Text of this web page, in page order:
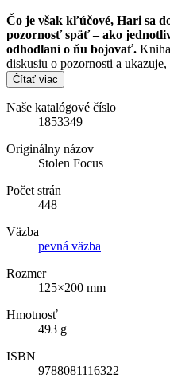
Čo je však kľúčové, Hari sa
pozornosť späť – ako
odhodlaní o ňu bojovať. Kniha
diskusiu o pozornosti a
Čítať viac
Naše katalógové číslo
1853349
Originálny názov
Stolen Focus
Počet strán
448
Väzba
pevná väzba
Rozmer
125×200 mm
Hmotnosť
493 g
ISBN
9788081116322